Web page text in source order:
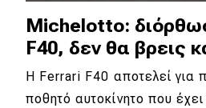
Νέα
Παρουσιάσεις
DRIVE Away
Michelotto:
F40, δεν θα βρεις
Η Ferrari F40 αποτελεί για
ποθητό αυτοκίνητο που